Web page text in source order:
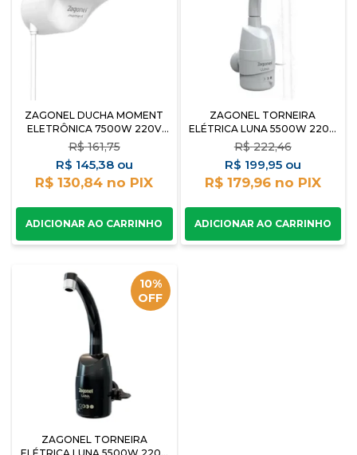
ZAGONEL DUCHA MOMENT
ELETRÔNICA 7500W 220V
BRANCA
R$ 161,75
R$ 145,38
R$ 130,84
ZAGONEL TORNEIRA
ELÉTRICA LUNA 5500W 220V
BRANCA PAREDE
R$ 222,46
R$ 199,95
R$ 179,96
10%
OFF
ZAGONEL TORNEIRA